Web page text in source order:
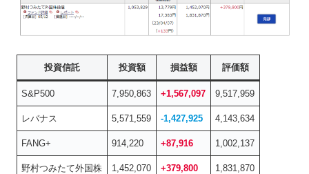
投資信託 投資額 損益額 評価額
S&P500 7,950,863 +1,567,097 9,517,959
レバナス 5,571,559 -1,427,925 4,143,634
FANG+ 914,220 +87,916 1,002,137
野村つみたて外国株 1,452,070 +379,800 1,831,870